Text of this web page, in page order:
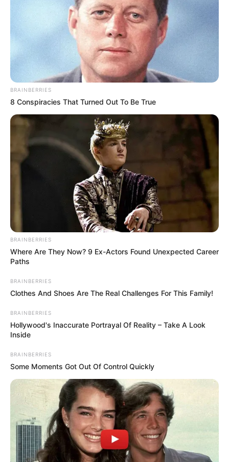
BRAINBERRIES
8 Conspiracies That Turned Out To Be True
BRAINBERRIES
Where Are They Now? 9 Ex-Actors Found Unexpected Career
Paths
BRAINBERRIES
Clothes And Shoes Are The Real Challenges For This Family!
BRAINBERRIES
Hollywood's Inaccurate Portrayal Of Reality – Take A Look
Inside
BRAINBERRIES
Some Moments Got Out Of Control Quickly